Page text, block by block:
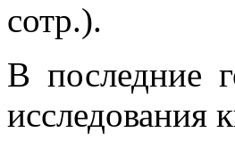
сотр.).
В последние
исследования